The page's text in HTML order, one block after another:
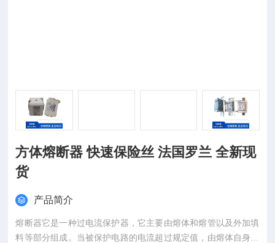
方体熔断器 快速保险丝 法国罗兰 全新现
货
产品简介
熔断器它是一种过电流保护器，它主要由熔体和熔管以及外加填
料等部分组成。当被保护电路的电流超过规定值，由熔体自身产